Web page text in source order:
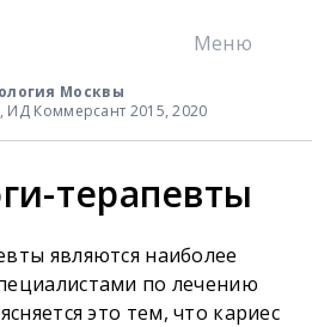
Меню
Москвы
ИД Коммерсант 2015, 2020
терапевты
являются наиболее
по лечению
это тем, что кариес